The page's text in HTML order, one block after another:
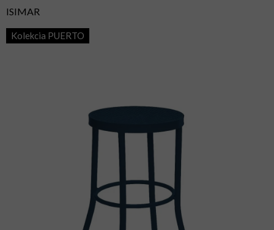
ISIMAR
Kolekcia PUERTO